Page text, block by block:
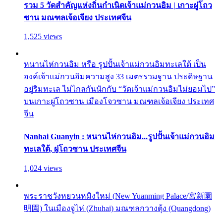
รวม 5 วัดสำคัญแห่งถิ่นกำเนิดเจ้าแม่กวนอิม | เกาะผู่โถว
ซาน มณฑลเจ้อเจียง ประเทศจีน
1,525 views
หนานไห่กวนอิม หรือ รูปปั้นเจ้าแม่กวนอิมทะเลใต้ เป็น
องค์เจ้าแม่กวนอิมความสูง 33 เมตรรวมฐาน ประดิษฐาน
อยู่ริมทะเล ไม่ไกลกันนักกับ “วัดเจ้าแม่กวนอิมไม่ยอมไป”
บนเกาะผู่โถวซาน เมืองโจวซาน มณฑลเจ้อเจียง ประเทศ
จีน
Nanhai Guanyin : หนานไห่กวนอิม...รูปปั้นเจ้าแม่กวนอิม
ทะเลใต้, ผู่โถวซาน ประเทศจีน
1,024 views
พระราชวังหยวนหมิงใหม่ (New Yuanming Palace/宮新園
明園) ในเมืองจูไห่ (Zhuhai) มณฑลกวางตุ้ง (Quangdong)